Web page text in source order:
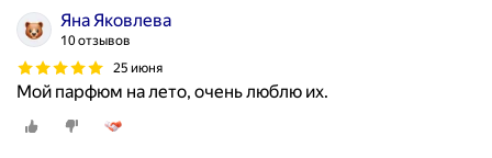
Яна Яковлева
10 отзывов
25 июня
Мой парфюм на лето, очень люблю их.